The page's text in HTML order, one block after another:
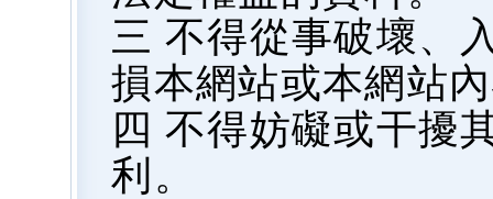
三 不得從事破壞、
損本網站或本網站
四 不得妨礙或干擾
利。